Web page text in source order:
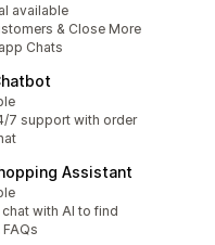
available
& Close More
Chats
7 support with order
Assistant
with AI to find